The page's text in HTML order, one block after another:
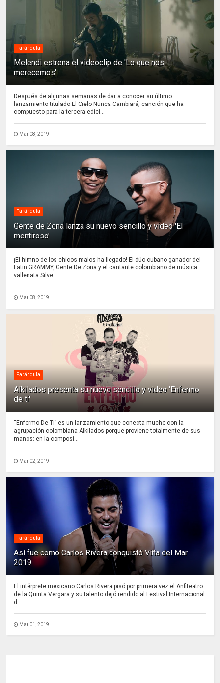
Farándula
Melendi estrena el videoclip de 'Lo que nos
merecemos'
Después de algunas semanas de dar a conocer su último
lanzamiento titulado El Cielo Nunca Cambiará, canción que ha
compuesto para la tercera edici...
Mar 08, 2019
Farándula
Gente de Zona lanza su nuevo sencillo y video 'El
mentiroso'
¡El himno de los chicos malos ha llegado! El dúo cubano ganador del
Latin GRAMMY, Gente De Zona y el cantante colombiano de música
vallenata Silve...
Mar 08, 2019
Farándula
Alkilados presenta su nuevo sencillo y video 'Enfermo
de ti'
“Enfermo De Ti” es un lanzamiento que conecta mucho con la
agrupación colombiana Alkilados porque proviene totalmente de sus
manos: en la composi...
Mar 02, 2019
Farándula
Así fue como Carlos Rivera conquistó Viña del Mar
2019
El intérprete mexicano Carlos Rivera pisó por primera vez el Anfiteatro
de la Quinta Vergara y su talento dejó rendido al Festival Internacional
d...
Mar 01, 2019